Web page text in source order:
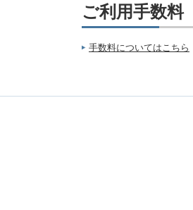
ご利用手数料
手数料についてはこちら